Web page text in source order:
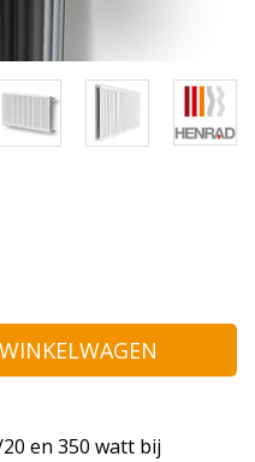
en 350 watt bij